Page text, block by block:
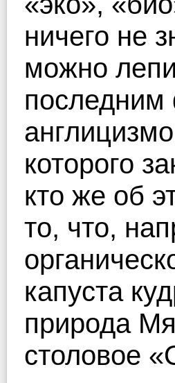
ничего не
можно
которого
кто же об
то, что,
капуста
природа
столовое